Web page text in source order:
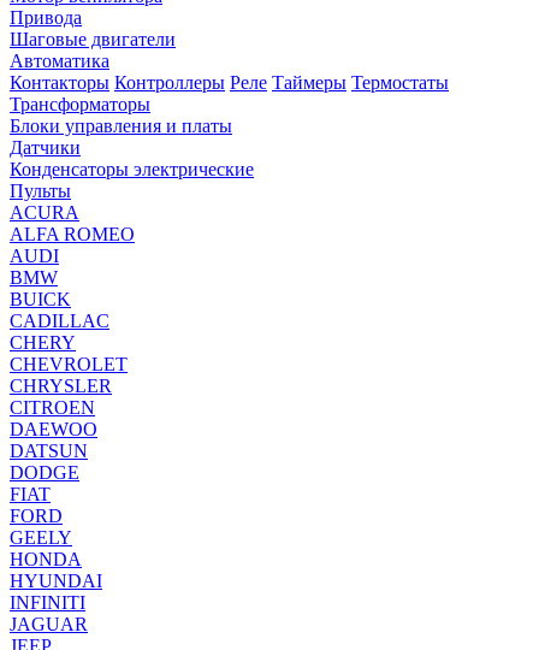
Привода
Шаговые двигатели
Автоматика
Контакторы Контроллеры Реле Таймеры Термостаты
Трансформаторы
Блоки управления и платы
Датчики
Конденсаторы электрические
Пульты
ACURA
ALFA ROMEO
AUDI
BMW
BUICK
CADILLAC
CHERY
CHEVROLET
CHRYSLER
CITROEN
DAEWOO
DATSUN
DODGE
FIAT
FORD
GEELY
HONDA
HYUNDAI
INFINITI
JAGUAR
JEEP